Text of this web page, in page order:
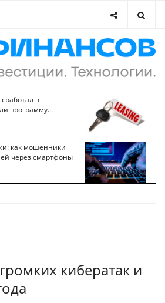
в
программу...
как мошенники
через смартфоны
кибератак и